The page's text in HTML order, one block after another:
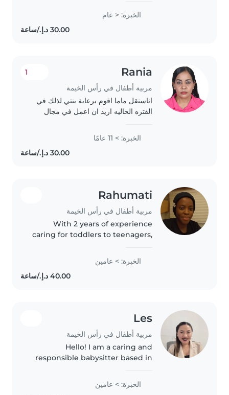
young minds through creative
activities. I thrive in warm,
engaging environments and
الخبرة: < عام
Rania
مربية أطفال في رأس الخيمة
1
اناسنقل ماما اقوم برعاية بنتي لذلك في
الفتره الحاليه اريد ان اعمل في مجال
عائلة الطفل من يوم الاثنين الي الجمعه،
اذا أسرة الطفل تود الحضاره لي..
الخبرة: > 11 عامًا
Rahumati
مربية أطفال في رأس الخيمة
With 2 years of experience
caring for toddlers to teenagers,
friendly nanny who loves
making learning fun through
reading, music, and games. As a
الخبرة: > عامين
Les
مربية أطفال في رأس الخيمة
Hello! I am a caring and
responsible babysitter based in
them feel safe, happy, and
الخبرة: > عامين